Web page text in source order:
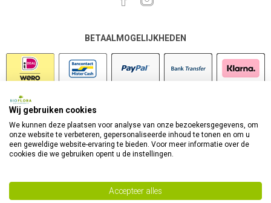
BETAALMOGELIJKHEDEN
Wij gebruiken cookies
We kunnen deze plaatsen voor analyse van onze bezoekersgegevens, om
onze website te verbeteren, gepersonaliseerde inhoud te tonen en om u
een geweldige website-ervaring te bieden. Voor meer informatie over de
cookies die we gebruiken opent u de instellingen.
Accepteer alles